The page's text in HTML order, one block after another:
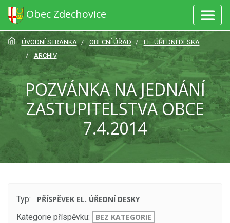
Obec Zdechovice
ÚVODNÍ STRÁNKA OBECNÍ ÚŘAD
EL. ÚŘEDNÍ DESKA
ARCHIV
POZVÁNKA NA JEDNÁNÍ
ZASTUPITELSTVA OBCE
7.4.2014
Typ:
PŘÍSPĚVEK EL. ÚŘEDNÍ DESKY
Kategorie příspěvku:
BEZ KATEGORIE